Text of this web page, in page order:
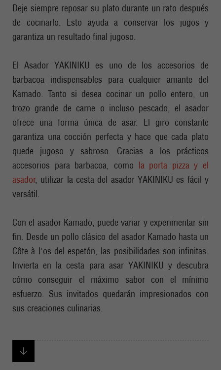
Deje siempre reposar su plato durante un rato después
de cocinarlo. Esto ayuda a conservar los jugos y
garantiza un resultado final jugoso.
El Asador YAKINIKU es uno de los accesorios de
barbacoa indispensables para cualquier amante del
Kamado. Tanto si desea cocinar un pollo entero, un
trozo grande de carne o incluso pescado, el asador
ofrece una forma única de asar. El giro constante
garantiza una cocción perfecta y hace que cada plato
quede jugoso y sabroso. Gracias a los prácticos
accesorios para barbacoa, como la porta pizza y el
asador, utilizar la cesta del asador YAKINIKU es fácil y
versátil.
Con el asador Kamado, puede variar y experimentar sin
fin. Desde un pollo clásico del asador Kamado hasta un
Côte à l'os del espetón, las posibilidades son infinitas.
Invierta en la cesta para asar YAKINIKU y descubra
cómo conseguir el máximo sabor con el mínimo
esfuerzo. Sus invitados quedarán impresionados con
sus creaciones culinarias.